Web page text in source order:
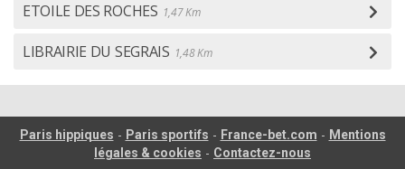
ETOILE DES ROCHES 1,47 Km
LIBRAIRIE DU SEGRAIS 1,48 Km
Paris hippiques - Paris sportifs - France-bet.com - Mentions
légales & cookies - Contactez-nous